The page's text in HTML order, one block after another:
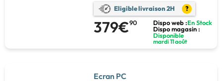
Eligible livraison 2H ?
379€90 Dispo web :En Stock
Dispo magasin :
Disponible
mardi 11 août
Ecran PC